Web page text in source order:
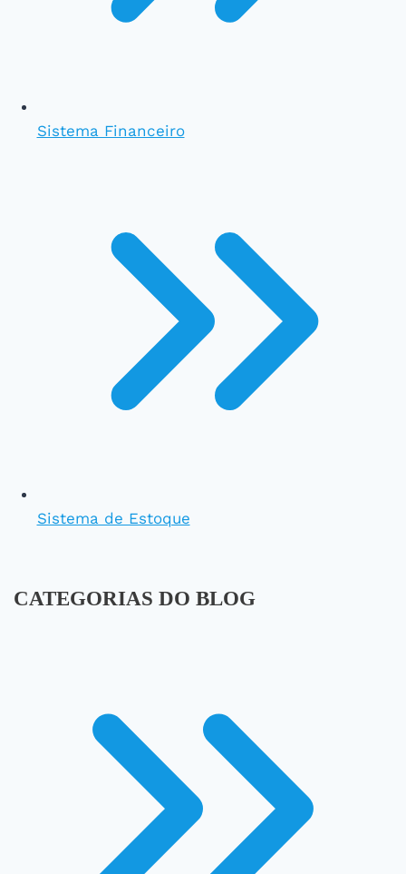
Sistema Financeiro
Sistema de Estoque
CATEGORIAS DO BLOG